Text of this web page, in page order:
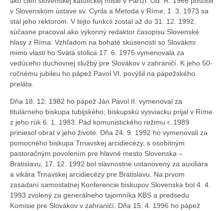
v Slovenskom ústave sv. Cyrila a Metoda v Ríme, 1. 3. 1973 sa
stal jeho rektorom. V tejto funkcii zostal až do 31. 12. 1992.
súčasne pracoval ako výkonný redaktor časopisu Slovenské
hlasy z Ríma. Vzhľadom na bohaté skúsenosti so Slovákmi
mimo vlasti ho Svätá stolica 17. 6. 1975 vymenovala za
vedúceho duchovnej služby pre Slovákov v zahraničí. K jeho 50-
ročnému jubileu ho pápež Pavol VI. povýšil na pápežského
preláta.
Dňa 18. 12. 1982 ho pápež Ján Pavol II. vymenoval za
titulárneho biskupa tubijského; biskupskú vysviacku prijal v Ríme
z jeho rúk 6. 1. 1983. Pád komunistického režimu r. 1989
priniesol obrat v jeho živote. Dňa 24. 9. 1992 ho vymenovali za
pomocného biskupa Trnavskej arcidiecézy, s osobitným
pastoračným povolením pre hlavné mesto Slovenska –
Bratislavu, 17. 12. 1992 bol slávnostne ustanovený za auxiliára
a vikára Trnavskej arcidiecézy pre Bratislavu. Na prvom
zasadaní samostatnej Konferencie biskupov Slovenska bol 4. 4.
1993 zvolený za generálneho tajomníka KBS a predsedu
Komisie pre Slovákov v zahraničí. Dňa 15. 4. 1996 ho pápež